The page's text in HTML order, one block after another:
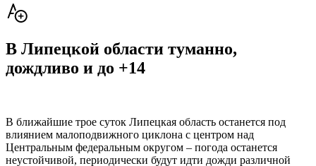
В Липецкой области туманно,
дождливо и до +14
В ближайшие трое суток Липецкая область останется под
влиянием малоподвижного циклона с центром над
Центральным федеральным округом – погода останется
неустойчивой, периодически будут идти дожди различной